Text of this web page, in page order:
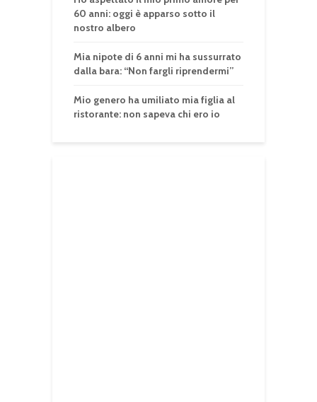
60 anni: oggi è apparso sotto il
nostro albero
Mia nipote di 6 anni mi ha sussurrato
dalla bara: “Non fargli riprendermi”
Mio genero ha umiliato mia figlia al
ristorante: non sapeva chi ero io